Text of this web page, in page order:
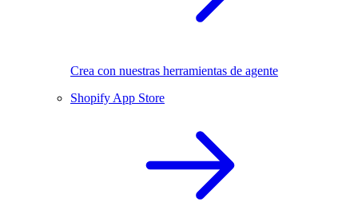
Crea con nuestras herramientas de agente
Shopify App Store